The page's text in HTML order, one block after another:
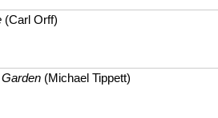
(Carl Orff)
(Michael Tippett)